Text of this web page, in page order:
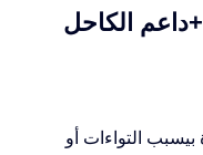
الكاحل
التواءات أو